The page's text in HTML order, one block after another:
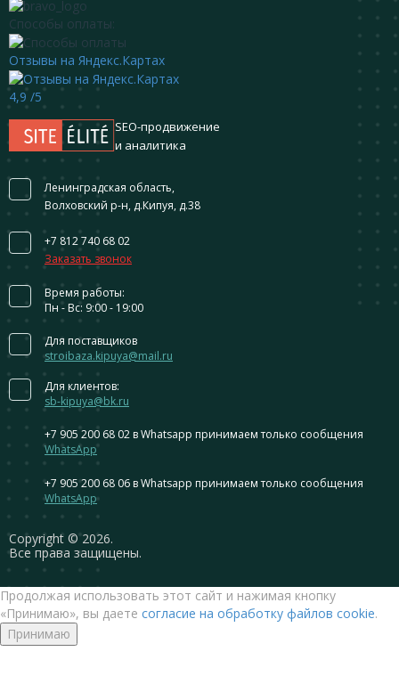
Сopyright © 2026.
Все права защищены.
Способы оплаты:
Отзывы на Яндекс.Картах
4,9 /5
SEO-продвижение
и аналитика
Ленинградская область,
Волховский р-н, д.Кипуя, д.38
+7 812 740 68 02
Заказать звонок
Время работы:
Пн - Вс: 9:00 - 19:00
Для поставщиков
stroibaza.kipuya@mail.ru
Для клиентов:
sb-kipuya@bk.ru
+7 905 200 68 02 в Whatsapp принимаем только сообщения
WhatsApp
+7 905 200 68 06 в Whatsapp принимаем только сообщения
WhatsApp
Продолжая использовать этот сайт и нажимая кнопку
«Принимаю», вы даете согласие на обработку файлов cookie.
Принимаю